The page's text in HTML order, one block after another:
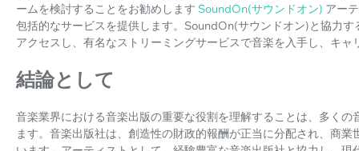
ームを検討することをお勧めします SoundOn(サウンドオン) アー
包括的なサービスを提供します。SoundOn(サウンドオン)と協力
アクセスし、有名なストリーミングサービスで音楽を入手し、キ
結論として
音楽業界における音楽出版の重要な役割を理解することは、多く
ます。音楽出版社は、創造性の財政的報酬が正当に分配され、商